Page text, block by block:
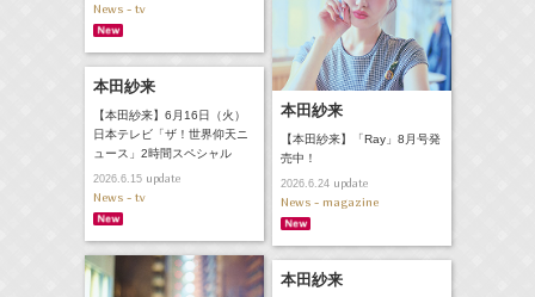
News - tv
本田紗来
【本田紗来】「Ray」8月号発
売中！
2026.6.24update
News - magazine
本田紗来
【本田紗来】6月16日（火）
日本テレビ「ザ！世界仰天ニ
ュース」2時間スペシャル
2026.6.15update
News - tv
本田紗来